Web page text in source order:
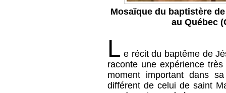
Mosaïque du baptistère
au Québec
L e récit du baptême de
raconte une expérience
moment important dans
différent de celui de saint